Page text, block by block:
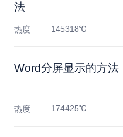
法
热度 145318℃
Word分屏显示的方法
热度 174425℃